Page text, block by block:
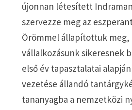
újonnan létesített
szervezze meg az
Örömmel állapítottuk meg,
vállalkozásunk sikeresnek
első év tapasztalatai
vezetése állandó
tananyagba a nemzetközi